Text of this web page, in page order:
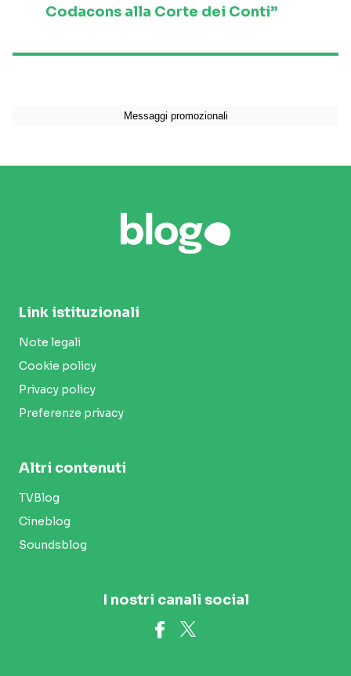
Codacons alla Corte dei Conti”
Link istituzionali
Note legali
Cookie policy
Privacy policy
Preferenze privacy
Altri contenuti
TVBlog
Cineblog
Soundsblog
I nostri canali social